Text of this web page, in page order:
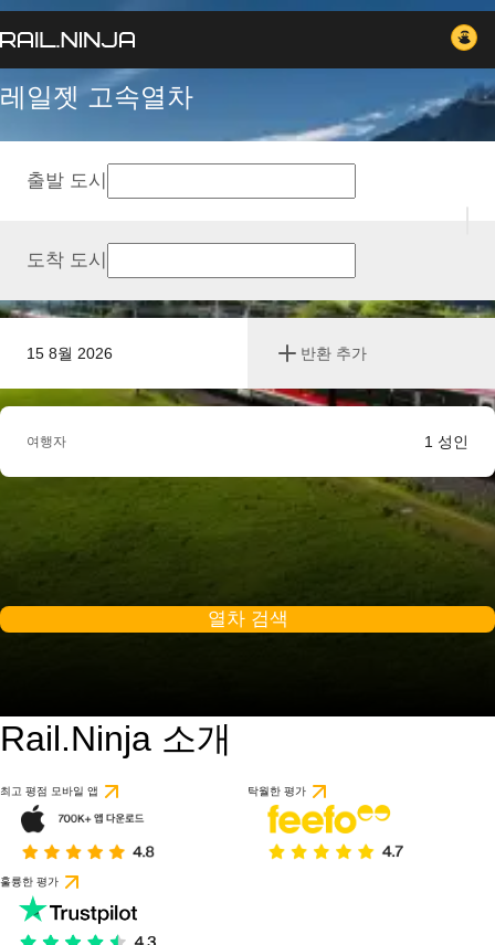
레일젯 고속열차
15 8월 2026 반환 추가
출발 도시
도착 도시
여행자 1 성인
열차 검색
Rail.Ninja 소개
최고 평점 모바일 앱 탁월한 평가
훌륭한 평가